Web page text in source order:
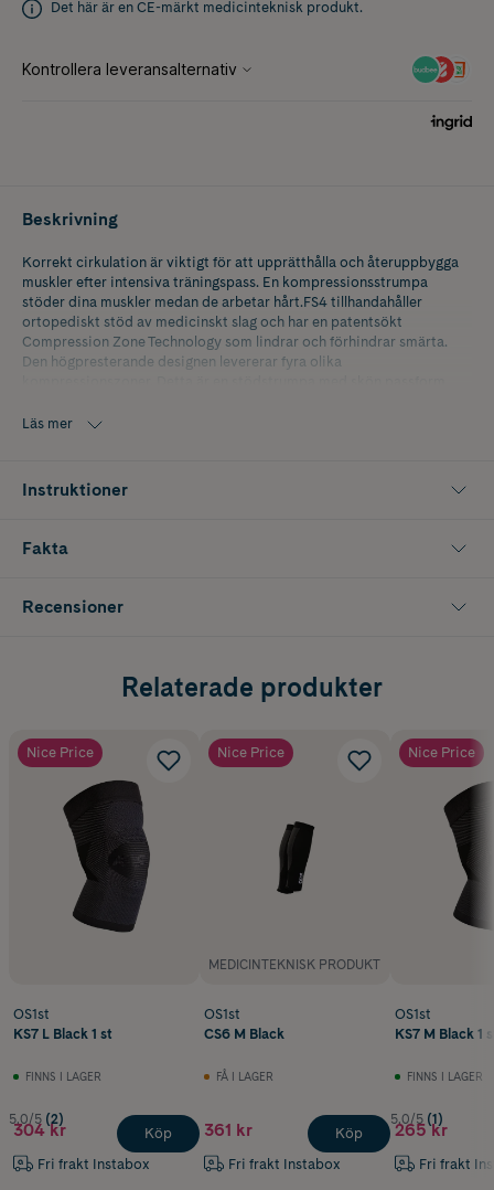
Det här är en CE-märkt medicinteknisk produkt.
Beskrivning
Korrekt cirkulation är viktigt för att upprätthålla och återuppbygga
muskler efter intensiva träningspass. En kompressionsstrumpa
stöder dina muskler medan de arbetar hårt.FS4 tillhandahåller
ortopediskt stöd av medicinskt slag och har en patentsökt
Compression Zone Technology som lindrar och förhindrar smärta.
Den högpresterande designen levererar fyra olika
hälssmärta, svullna artritiska anklar och fötter eller dålig cirkulation.
Läs mer
Instruktioner
Fakta
Recensioner
Relaterade produkter
Nice Price
OS1st
KS7 L Black 1 st
FINNS I LAGER
5.0/5 (2)
304 kr
Fri frakt Instabox
Köp
Nice Price
MEDICINTEKNISK PRODUKT
OS1st
CS6 M Black
FÅ I LAGER
361 kr
Fri frakt Instabox
Köp
Nice Price
OS1st
KS7 M Black 1
FINNS I LAGER
5.0/5 (1)
265 kr
Fri frakt